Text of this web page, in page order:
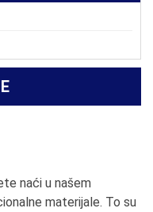
naći u našem
materijale. To su